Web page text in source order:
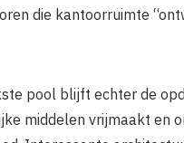
die kantoorruimte
pool blijft echter de
middelen vrijmaakt en